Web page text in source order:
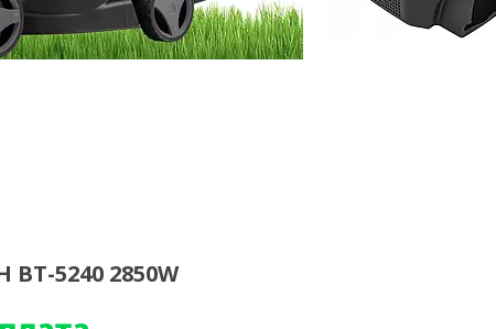
5240 2850W